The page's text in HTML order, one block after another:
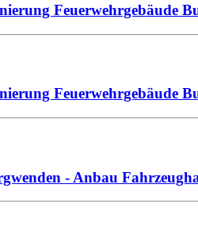
Feuerwehrgebäude
Feuerwehrgebäude
- Anbau